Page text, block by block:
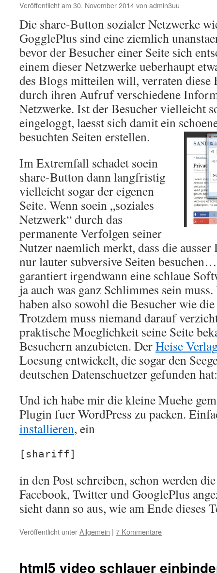
Veröffentlicht am 30. November 2014von admin3uu
Die share-Button sozialer Netzwerke
GogglePlus sind eine ziemlich
bevor der Besucher einer Seite sich
einem dieser Netzwerke ueberhaupt
des Blogs mitteilen will, verraten diese
durch ihren Aufruf verschiedene
Netzwerke. Ist der Besucher vielleicht
eingeloggt, laesst sich damit ein
besuchten Seiten erstellen.
Im Extremfall schadet soein
share-Button dann langfristig
vielleicht sogar der eigenen
Seite. Wenn soein „soziales
Netzwerk“ durch das
permanente Verfolgen seiner
Nutzer naemlich merkt, dass die
nur lauter subversive Seiten
garantiert irgendwann eine schlaue
ja auch was ganz Schlimmes sein
haben also sowohl die Besucher wie
Trotzdem muss niemand darauf
praktische Moeglichkeit seine Seite
Besuchern anzubieten. DerHeise
Loesung entwickelt, die sogar den
deutschen Datenschuetzer gefunden
Und ich habe mir die kleine Muehe
Plugin fuer WordPress zu packen.
installieren, ein
[shariff]
in den Post schreiben, schon werden
Facebook, Twitter und GooglePlus
sieht dann so aus, wie am Ende dieses
Veröffentlicht unterAllgemein | 7 Kommentare
html5 video schlauer